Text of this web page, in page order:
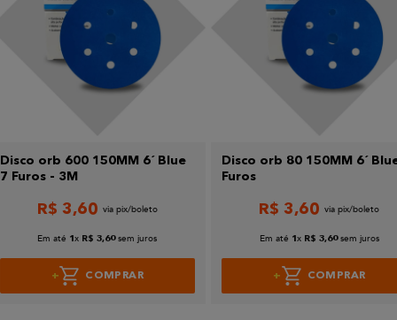
Disco orb 600 150MM 6´ Blue
7 Furos - 3M
R$ 3,60
Em até 1x R$ 3,60 sem juros
COMPRAR
Disco orb 80 150MM 6´
Furos
R$ 3,60
Em até 1 x R$ 3,60 sem juros
COMPRAR